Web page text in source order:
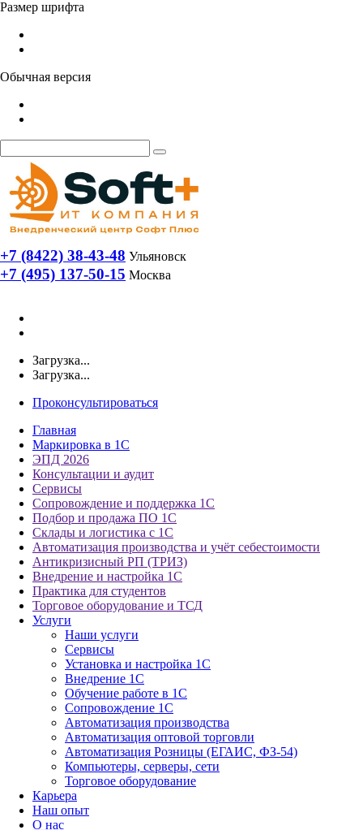
Размер шрифта
Обычная версия
+7 (8422) 38-43-48 Ульяновск
+7 (495) 137-50-15 Москва
Загрузка...
Загрузка...
Проконсультироваться
Главная
Маркировка в 1С
ЭПД 2026
Консультации и аудит
Сервисы
Сопровождение и поддержка 1С
Подбор и продажа ПО 1С
Склады и логистика с 1С
Автоматизация производства и учёт себестоимости
Антикризисный РП (ТРИЗ)
Внедрение и настройка 1С
Практика для студентов
Торговое оборудование и ТСД
Услуги
Наши услуги
Сервисы
Установка и настройка 1С
Внедрение 1С
Обучение работе в 1С
Сопровождение 1С
Автоматизация производства
Автоматизация оптовой торговли
Автоматизация Розницы (ЕГАИС, ФЗ-54)
Компьютеры, серверы, сети
Торговое оборудование
Карьера
Наш опыт
О нас